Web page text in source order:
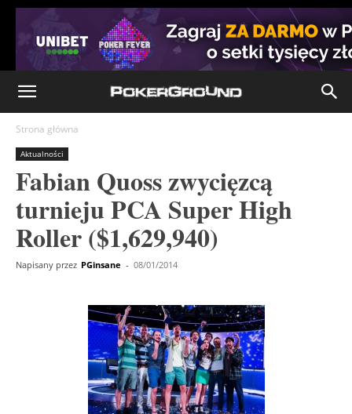
Strona główna
Aktualności
Fabian Quoss zwycięzcą
turnieju PCA Super High
Roller ($1,629,940)
Napisany przez PGinsane - 08/01/2014